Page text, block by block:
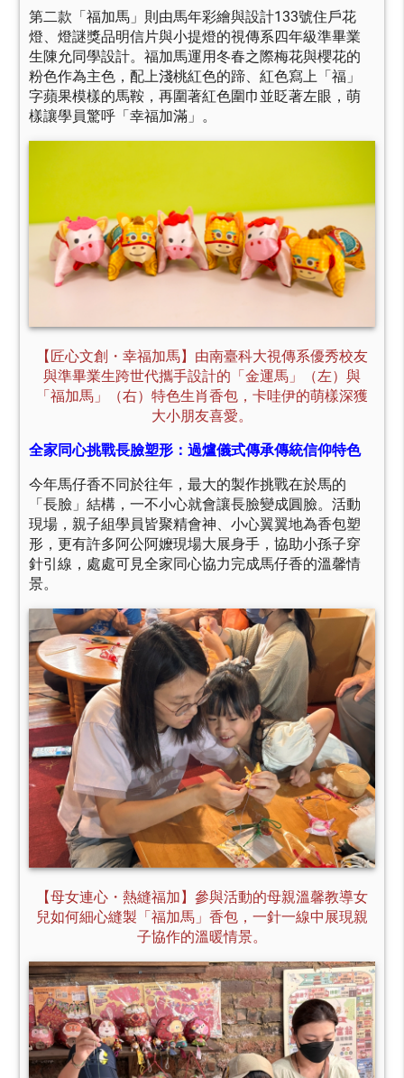
第二款「福加馬」則由馬年彩繪與設計133號住戶花
燈、燈謎獎品明信片與小提燈的視傳系四年級準畢業
生陳允同學設計。福加馬運用冬春之際梅花與櫻花的
粉色作為主色，配上淺桃紅色的蹄、紅色寫上「福」
字蘋果模樣的馬鞍，再圍著紅色圍巾並眨著左眼，萌
樣讓學員驚呼「幸福加滿」。
【匠心文創・幸福加馬】由南臺科大視傳系優秀校友
與準畢業生跨世代攜手設計的「金運馬」（左）與
「福加馬」（右）特色生肖香包，卡哇伊的萌樣深獲
大小朋友喜愛。
全家同心挑戰長臉塑形：過爐儀式傳承傳統信仰特色
今年馬仔香不同於往年，最大的製作挑戰在於馬的
「長臉」結構，一不小心就會讓長臉變成圓臉。活動
現場，親子組學員皆聚精會神、小心翼翼地為香包塑
形，更有許多阿公阿嬤現場大展身手，協助小孫子穿
針引線，處處可見全家同心協力完成馬仔香的溫馨情
景。
【母女連心・熱縫福加】參與活動的母親溫馨教導女
兒如何細心縫製「福加馬」香包，一針一線中展現親
子協作的溫暖情景。